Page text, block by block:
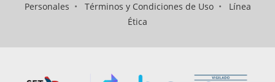
Personales • Términos y Condiciones de Uso• Línea
Ética